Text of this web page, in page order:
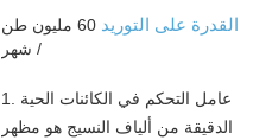
القدرة على التوريد
60 مليون طن
/ شهر
1. عامل التحكم في الكائنات الحية
الدقيقة من ألياف النسيج هو مظهر